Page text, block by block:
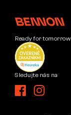
Ready for tomorrow
Sledujte nás na